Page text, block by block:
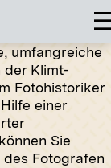
umfangreiche
der Klimt-
Fotohistoriker
einer
Sie
Fotografen